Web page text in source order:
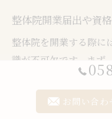
整体院開業届出や資
整体院を開業する際に
識が不可欠です。まず
資格が中心ですが、信
定団体の資格取得が推
体師認定やカイロプラ
お問い合わ